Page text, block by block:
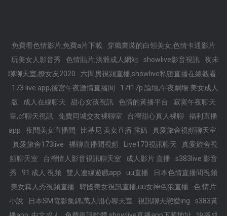
免費看色情影片,免費a片下載
穿職業裝的白領美女,色情卡通影片
玩美女人影音秀
色情貼片,洪爺成人網站 showlive影音視訊
夜未
聊聊天室,撩女友2020
六間房視頻直播,showlive私密直播在線觀看
173 live app,後宮午夜激情直播間
17t17p 論壇,午夜劇場 美女成人
版
成人在線聊天 甜心女孩視訊 色情的黃播平台
寂寞午夜聊天
室,cf聊天視訊
免費同城交友裸聊室 台灣甜心真人裸聊
福利直播
app
夜間美女直播間 比基尼 美女直播 露奶
真愛旅舍視頻聊天室
真愛旅舍173live
裸聊直播間視頻 Live173視訊聊天
真愛旅舍視
頻聊天室
台灣情人影音視訊聊天室 成人影片 直播
s383live 影音
秀
91 成人 視頻 雙人連線遊戲app uu直播
日本色情直播間視頻
美女真人秀視頻直播
韓國美女視訊直播,uu女神色狼直播
色 情片
小說
日本SM電影集錦,萬人開心聊天室 視訊聊天戀愛ing
s383黃